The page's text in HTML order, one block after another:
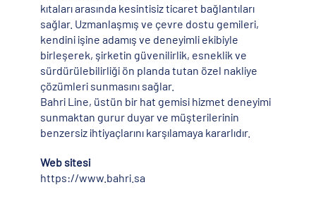
kıtaları arasında kesintisiz ticaret bağlantıları
sağlar. Uzmanlaşmış ve çevre dostu gemileri,
kendini işine adamış ve deneyimli ekibiyle
birleşerek, şirketin güvenilirlik, esneklik ve
sürdürülebilirliği ön planda tutan özel nakliye
çözümleri sunmasını sağlar.
Bahri Line, üstün bir hat gemisi hizmet deneyimi
sunmaktan gurur duyar ve müşterilerinin
benzersiz ihtiyaçlarını karşılamaya kararlıdır.
Web sitesi
https://www.bahri.sa